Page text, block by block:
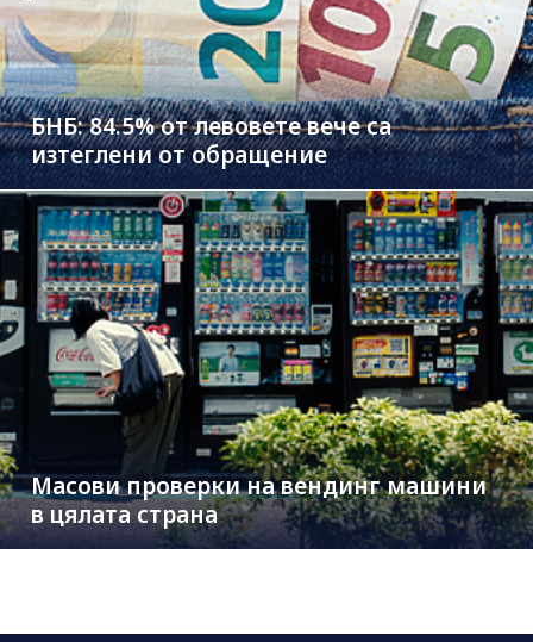
БНБ: 84.5% от левовете вече са
изтеглени от обращение
Масови проверки на вендинг машини
в цялата страна